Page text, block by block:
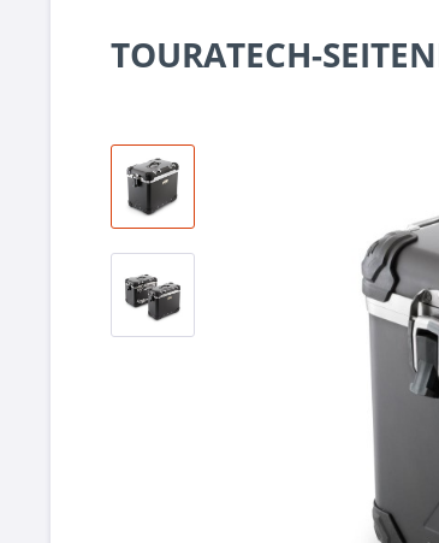
TOURATECH-